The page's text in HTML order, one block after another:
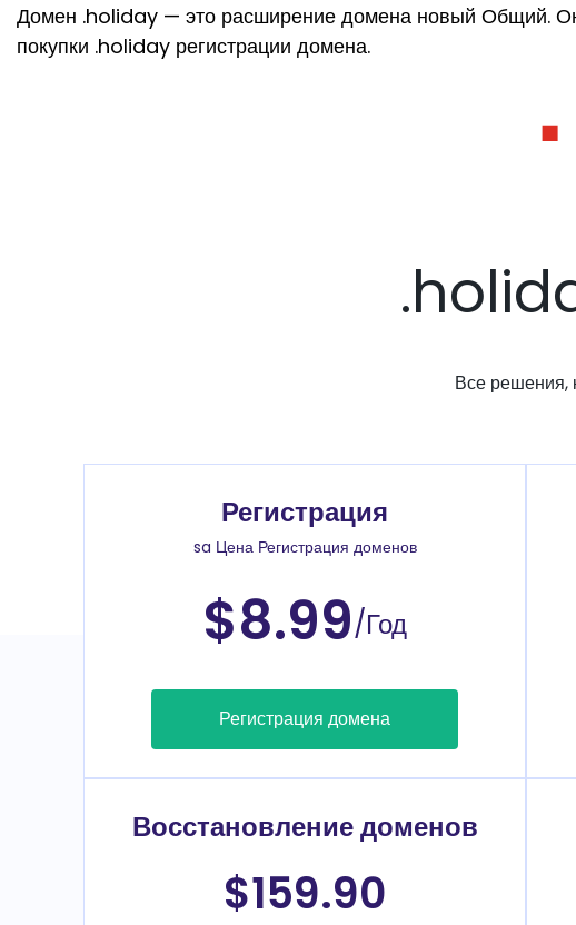
Домен .holiday — это расширение домена новый Общий. Он
покупки .holiday регистрации домена.
Все решения,
Регистрация
sa Цена Регистрация доменов
$8.99/Год
Регистрация домена
Восстановление доменов
$159.90